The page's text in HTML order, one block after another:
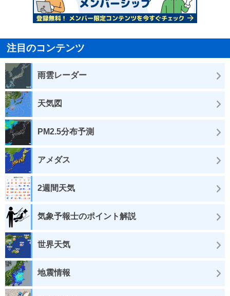
注目のコンテンツ
雨雲レーダー
天気図
PM2.5分布予測
アメダス
2週間天気
気象予報士のポイント解説
世界天気
地震情報